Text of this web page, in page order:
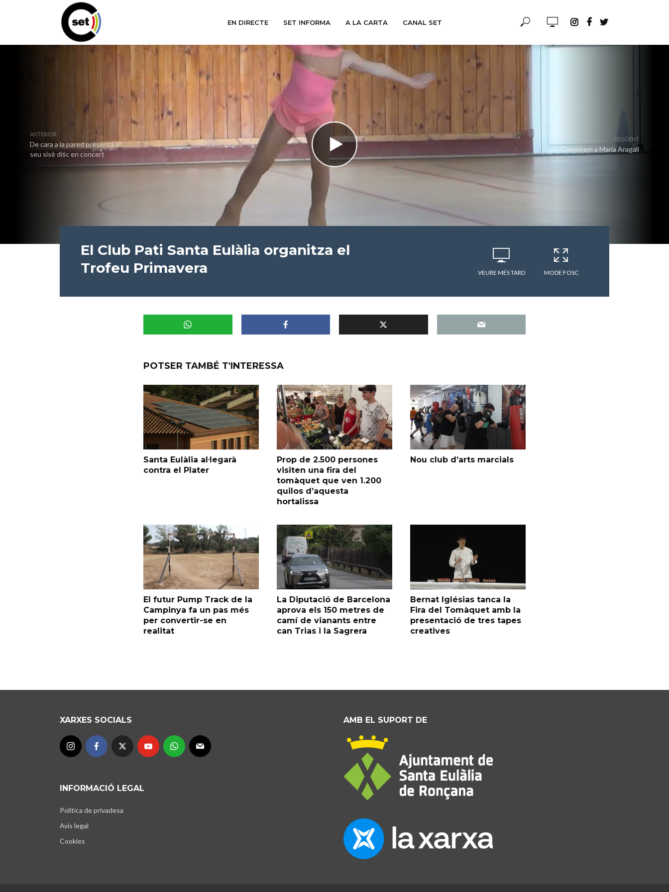
EN DIRECTE SET INFORMA A LA CARTA CANAL SET
ANTERIOR
De cara a la pared presenta el
seu sisè disc en concert
SEGÜENT
Coneixem a Maria Aragall
El Club Pati Santa Eulàlia organitza el
Trofeu Primavera
VEURE MÉS TARD MODE FOSC
POTSER TAMBÉ T'INTERESSA
Santa Eulàlia al·legarà
contra el Plater
Prop de 2.500 persones
visiten una fira del
tomàquet que ven 1.200
quilos d’aquesta
hortalissa
Nou club d’arts marcials
El futur Pump Track de la
Campinya fa un pas més
per convertir-se en
realitat
La Diputació de Barcelona
aprova els 150 metres de
camí de vianants entre
can Trias i la Sagrera
Bernat Iglésias tanca la
Fira del Tomàquet amb la
presentació de tres tapes
creatives
XARXES SOCIALS
INFORMACIÓ LEGAL
Política de privadesa
Avís legal
Cookies
AMB EL SUPORT DE